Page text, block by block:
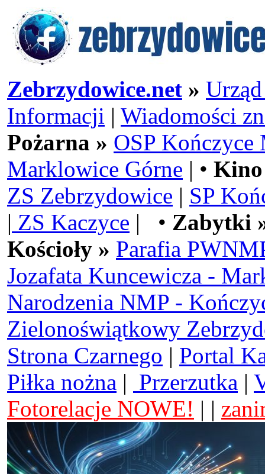
Zebrzydowice.net »
Informacji | Wiadomości
Pożarna » OSP Kończyce
Marklowice Górne | •
ZS Zebrzydowice | SP
| ZS Kaczyce | • Zabytki
Kościoły » Parafia
Jozafata Kuncewicza -
Narodzenia NMP -
Zielonoświątkowy
Strona Czarnego | Portal
Piłka nożna | Przerzutka |
Fotorelacje NOWE! | |